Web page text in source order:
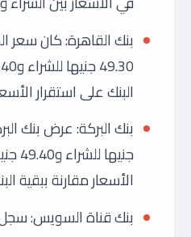
بنك القاهرة: كان سعر
البنك على استقرار
الأسعار مقارنة ببقية
بنك قناة السويس: سجل